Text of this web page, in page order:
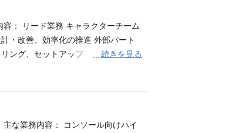
： リード業務 キャラクターチーム
・改善、効率化の推進 外部パート
リング、セットアップ 等 使用ツー
を用いたキャラクターモデ
ンスのバランスを取れる能力 チー
たはリガーとの連携経験 ヘアや服
アニメーション、フェイスリグに
続きを見る
な業務内容： コンソール向けハイ